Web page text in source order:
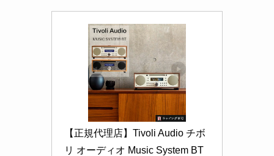
【正規代理店】Tivoli Audio チボ
リ オーディオ Music System BT